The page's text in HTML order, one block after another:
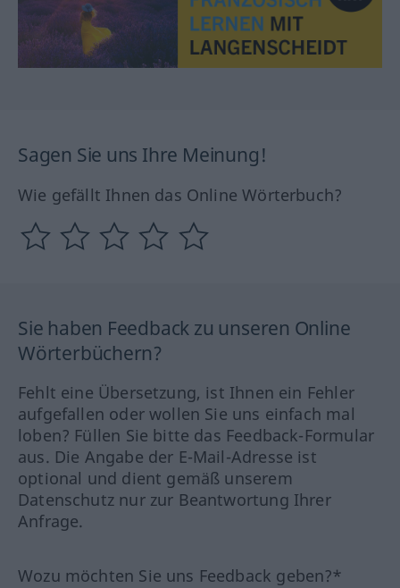
Sagen Sie uns Ihre Meinung!
Wie gefällt Ihnen das Online Wörterbuch?
Sie haben Feedback zu unseren Online
Wörterbüchern?
Fehlt eine Übersetzung, ist Ihnen ein Fehler
aufgefallen oder wollen Sie uns einfach mal
loben? Füllen Sie bitte das Feedback-Formular
aus. Die Angabe der E-Mail-Adresse ist
optional und dient gemäß unserem
Datenschutz nur zur Beantwortung Ihrer
Anfrage.
Wozu möchten Sie uns Feedback geben?*